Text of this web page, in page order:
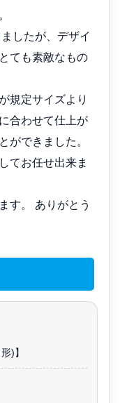
したが、デザイ
ても素敵なもの
規定サイズより
合わせて仕上が
ができました。
てお任せ出来ま
す。 ありがとう
)】